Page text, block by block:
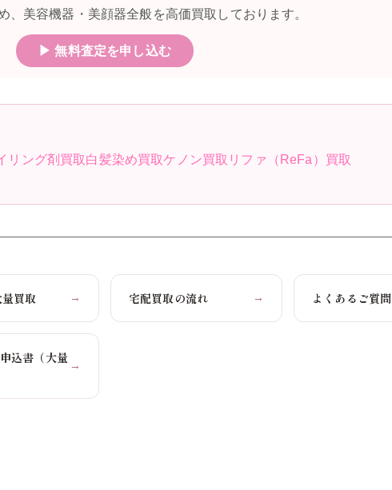
美容機器・美顔器全般を高価買取しております。
▶ 無料査定を申し込む
リング剤買取白髪染め買取ケノン買取 リファ（ReFa）買取
買取 → 宅配買取の流れ → よくあるご質問
込書（大量
→